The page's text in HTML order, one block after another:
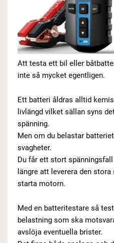
Att testa ett bil eller
inte så mycket egentligen.
Ett batteri åldras alltid
livlängd vilket sällan syns
spänning.
Men om du belastar
svagheter.
Du får ett stort
längre att leverera den
starta motorn.
Med en batteritestare så
belastning som ska
avslöja eventuella brister.